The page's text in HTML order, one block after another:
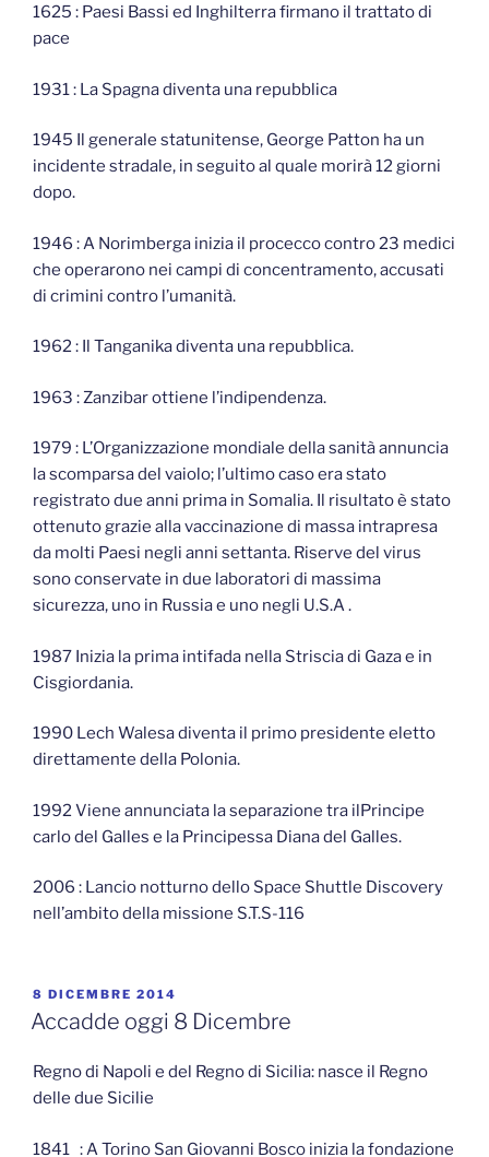
1625 : Paesi Bassi ed Inghilterra firmano il trattato di
pace
1931 : La Spagna diventa una repubblica
1945 Il generale statunitense, George Patton ha un
incidente stradale, in seguito al quale morirà 12 giorni
dopo.
1946 : A Norimberga inizia il procecco contro 23 medici
che operarono nei campi di concentramento, accusati
di crimini contro l’umanità.
1962 : Il Tanganika diventa una repubblica.
1963 : Zanzibar ottiene l’indipendenza.
1979 : L’Organizzazione mondiale della sanità annuncia
la scomparsa del vaiolo; l’ultimo caso era stato
registrato due anni prima in Somalia. Il risultato è stato
ottenuto grazie alla vaccinazione di massa intrapresa
da molti Paesi negli anni settanta. Riserve del virus
sono conservate in due laboratori di massima
sicurezza, uno in Russia e uno negli U.S.A .
1987 Inizia la prima intifada nella Striscia di Gaza e in
Cisgiordania.
1990 Lech Walesa diventa il primo presidente eletto
direttamente della Polonia.
1992 Viene annunciata la separazione tra ilPrincipe
carlo del Galles e la Principessa Diana del Galles.
2006 : Lancio notturno dello Space Shuttle Discovery
nell’ambito della missione S.T.S-116
PUBBLICATO
IL
8 DICEMBRE 2014
Accadde oggi 8 Dicembre
Regno di Napoli e del Regno di Sicilia: nasce il Regno
delle due Sicilie
1841 : A Torino San Giovanni Bosco inizia la fondazione